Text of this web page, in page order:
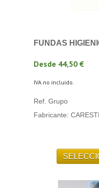
FUNDAS
Desde 44,50 €
IVA no incluido.
Ref. Grupo
Fabricante: